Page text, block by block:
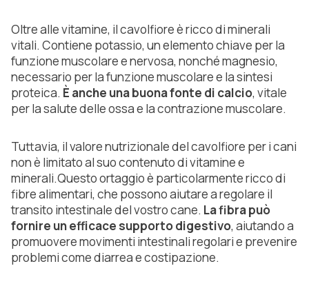
Oltre alle vitamine, il cavolfiore è ricco di minerali
vitali. Contiene potassio, un elemento chiave per la
funzione muscolare e nervosa, nonché magnesio,
necessario per la funzione muscolare e la sintesi
proteica. È anche una buona fonte di calcio, vitale
per la salute delle ossa e la contrazione muscolare.
Tuttavia, il valore nutrizionale del cavolfiore per i cani
non è limitato al suo contenuto di vitamine e
minerali.Questo ortaggio è particolarmente ricco di
fibre alimentari, che possono aiutare a regolare il
transito intestinale del vostro cane. La fibra può
fornire un efficace supporto digestivo, aiutando a
promuovere movimenti intestinali regolari e prevenire
problemi come diarrea e costipazione.